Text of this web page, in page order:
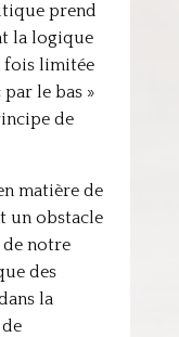
prend
la logique
fois limitée
par le bas »
de
matière de
un obstacle
de notre
des
la